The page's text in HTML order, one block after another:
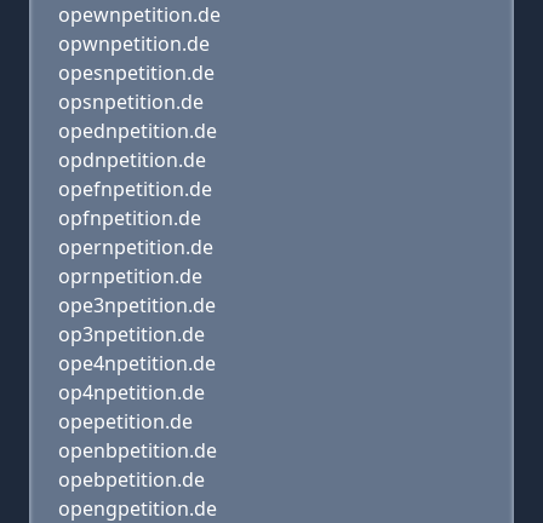
opewnpetition.de
opwnpetition.de
opesnpetition.de
opsnpetition.de
opednpetition.de
opdnpetition.de
opefnpetition.de
opfnpetition.de
opernpetition.de
oprnpetition.de
ope3npetition.de
op3npetition.de
ope4npetition.de
op4npetition.de
opepetition.de
openbpetition.de
opebpetition.de
opengpetition.de